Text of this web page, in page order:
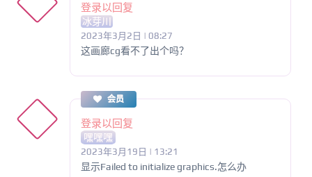
登录以回复
冰芽川
2023年3月2日 | 08:27
这画廊cg看不了出个吗？
会员
登录以回复
嘿嘿嘿
2023年3月19日 | 13:21
显示Failed to initialize graphics.怎么办